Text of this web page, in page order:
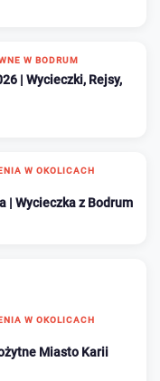
W BODRUM
| Wycieczki, Rejsy,
W OKOLICACH
| Wycieczka z Bodrum
W OKOLICACH
Miasto Karii